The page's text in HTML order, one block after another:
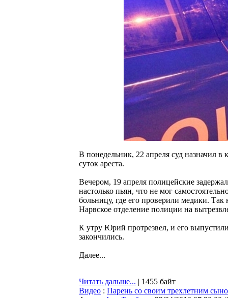
В понедельник, 22 апреля суд назначил
суток ареста.
Вечером, 19 апреля полицейские
настолько пьян, что не мог
больницу, где его проверили медики.
Нарвское отделение полиции на
К утру Юрий протрезвел, и его
закончились.
Далее...
Читать дальше... | 1455 байт
Видео : Парень со своим трехлетним